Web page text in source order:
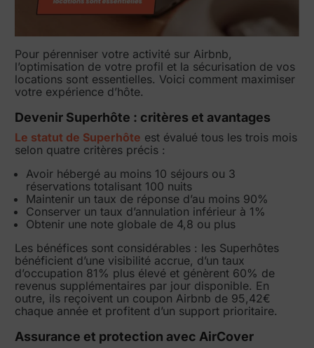
Pour pérenniser votre activité sur Airbnb,
l’optimisation de votre profil et la sécurisation de vos
locations sont essentielles. Voici comment maximiser
votre expérience d’hôte.
Devenir Superhôte : critères et avantages
Le statut de Superhôte est évalué tous les trois mois
selon quatre critères précis :
Avoir hébergé au moins 10 séjours ou 3
réservations totalisant 100 nuits
Maintenir un taux de réponse d’au moins 90%
Conserver un taux d’annulation inférieur à 1%
Obtenir une note globale de 4,8 ou plus
Les bénéfices sont considérables : les Superhôtes
bénéficient d’une visibilité accrue, d’un taux
d’occupation 81% plus élevé et génèrent 60% de
revenus supplémentaires par jour disponible. En
outre, ils reçoivent un coupon Airbnb de 95,42€
chaque année et profitent d’un support prioritaire.
Assurance et protection avec AirCover